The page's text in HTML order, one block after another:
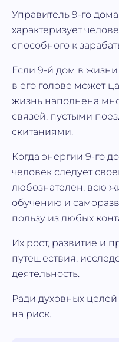
Управитель 9-го
характеризует
способного к
Если 9-й дом в
в его голове может
жизнь наполнена
связей, пустыми
скитаниями.
Когда энергии 9-го
человек следует
любознателен, всю
обучению и
пользу из любых
Их рост, развитие и
путешествия,
деятельность.
Ради духовных
на риск.